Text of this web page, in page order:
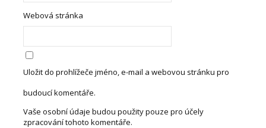
Webová stránka
Uložit do prohlížeče jméno, e-mail a webovou stránku pro
budoucí komentáře.
Vaše osobní údaje budou použity pouze pro účely
zpracování tohoto komentáře.